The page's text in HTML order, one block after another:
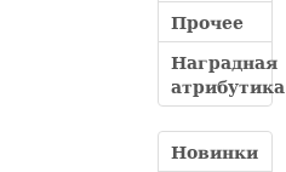
Прочее
Наградная
атрибутика
Новинки